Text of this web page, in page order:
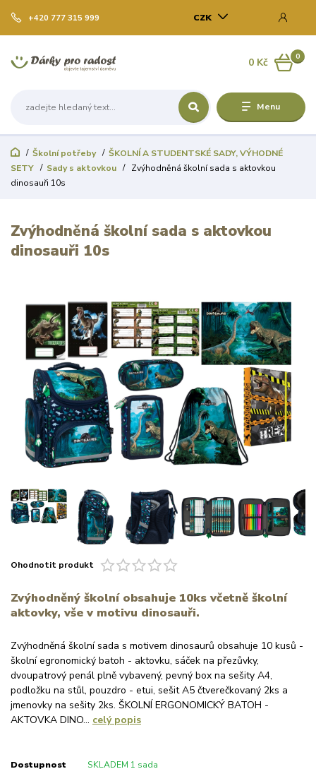
Menu
CZK
+420 777 315 999
0
0 Kč
Školní potřeby
ŠKOLNÍ A STUDENTSKÉ SADY, VÝHODNÉ
SETY
Sady s aktovkou
Zvýhodněná školní sada s aktovkou
dinosauři 10s
Zvýhodněná školní sada s aktovkou
dinosauři 10s
Ohodnotit produkt
Zvýhodněný školní obsahuje 10ks včetně školní
aktovky, vše v motivu dinosauři.
Zvýhodněná školní sada s motivem dinosaurů obsahuje 10 kusů -
školní egronomický batoh - aktovku, sáček na přezůvky,
dvoupatrový penál plně vybavený, pevný box na sešity A4,
podložku na stůl, pouzdro - etui, sešit A5 čtverečkovaný 2ks a
jmenovky na sešity 2ks. ŠKOLNÍ ERGONOMICKÝ BATOH -
AKTOVKA DINO... celý popis
Dostupnost SKLADEM 1 sada